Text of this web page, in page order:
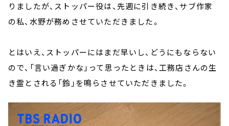
りましたが、ストッパー役は、先週に引き続き、サブ作家
の私、水野が務めさせていただきました。
とはいえ、ストッパーにはまだ早いし、どうにもならない
ので、「言い過ぎかな」って思ったときは、工務店さんの生
き霊とされる「鈴」を鳴らさせていただきました。